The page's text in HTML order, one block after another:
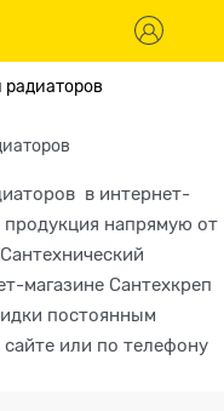
радиаторов
в интернет-
продукция напрямую от
магазине Сантехкреп
постоянным
или по телефону